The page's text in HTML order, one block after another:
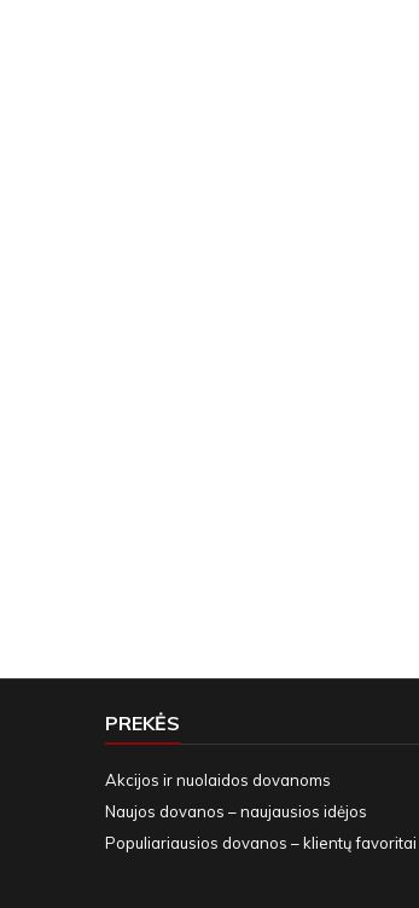
PREKĖS
Akcijos ir nuolaidos dovanoms
Naujos dovanos – naujausios idėjos
Populiariausios dovanos – klientų favoritai